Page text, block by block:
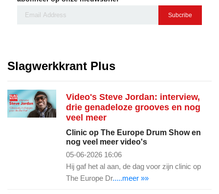
Subcribe
Slagwerkkrant Plus
Video's Steve Jordan: interview,
drie genadeloze grooves en nog
veel meer
Clinic op The Europe Drum Show en
nog veel meer video's
05-06-2026 16:06
Hij gaf het al aan, de dag voor zijn clinic op
The Europe Dr.....meer »»